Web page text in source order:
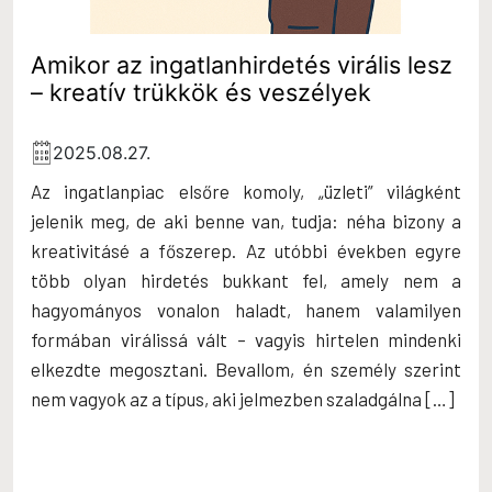
Amikor az ingatlanhirdetés virális lesz
– kreatív trükkök és veszélyek
2025.08.27.
Az ingatlanpiac elsőre komoly, „üzleti” világként
jelenik meg, de aki benne van, tudja: néha bizony a
kreativitásé a főszerep. Az utóbbi években egyre
több olyan hirdetés bukkant fel, amely nem a
hagyományos vonalon haladt, hanem valamilyen
formában virálissá vált – vagyis hirtelen mindenki
elkezdte megosztani. Bevallom, én személy szerint
nem vagyok az a típus, aki jelmezben szaladgálna […]